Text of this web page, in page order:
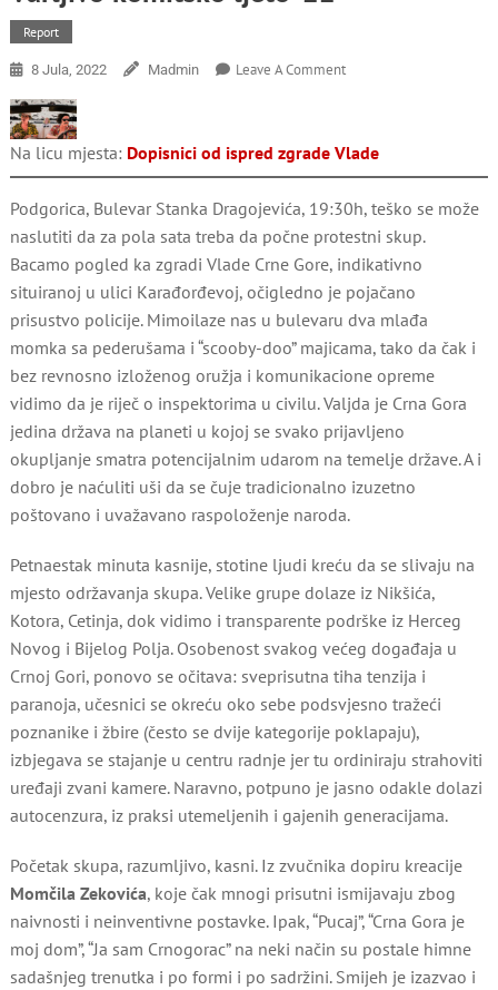
Report
8 Jula, 2022 Madmin Leave A CommentOn
‘22
Na licu mjesta: Dopisnici od ispred zgrade Vlade
Podgorica, Bulevar Stanka Dragojevića, 19:30h, teško se može
naslutiti da za pola sata treba da počne protestni skup.
Bacamo pogled ka zgradi Vlade Crne Gore, indikativno
situiranoj u ulici Karađorđevoj, očigledno je pojačano
prisustvo policije. Mimoilaze nas u bulevaru dva mlađa
momka sa pederušama i “scooby-doo” majicama, tako da čak i
bez revnosno izloženog oružja i komunikacione opreme
vidimo da je riječ o inspektorima u civilu. Valjda je Crna Gora
jedina država na planeti u kojoj se svako prijavljeno
okupljanje smatra potencijalnim udarom na temelje države. A i
dobro je naćuliti uši da se čuje tradicionalno izuzetno
poštovano i uvažavano raspoloženje naroda.
Petnaestak minuta kasnije, stotine ljudi kreću da se slivaju na
mjesto održavanja skupa. Velike grupe dolaze iz Nikšića,
Kotora, Cetinja, dok vidimo i transparente podrške iz Herceg
Novog i Bijelog Polja. Osobenost svakog većeg događaja u
Crnoj Gori, ponovo se očitava: sveprisutna tiha tenzija i
paranoja, učesnici se okreću oko sebe podsvjesno tražeći
poznanike i žbire (često se dvije kategorije poklapaju),
izbjegava se stajanje u centru radnje jer tu ordiniraju strahoviti
uređaji zvani kamere. Naravno, potpuno je jasno odakle dolazi
autocenzura, iz praksi utemeljenih i gajenih generacijama.
Početak skupa, razumljivo, kasni. Iz zvučnika dopiru kreacije
Momčila Zekovića, koje čak mnogi prisutni ismijavaju zbog
naivnosti i neinventivne postavke. Ipak, “Pucaj”, “Crna Gora je
moj dom”, “Ja sam Crnogorac” na neki način su postale himne
sadašnjeg trenutka i po formi i po sadržini. Smijeh je izazvao i